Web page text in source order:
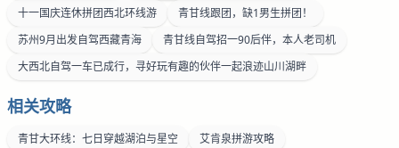
十一国庆连休拼团西北环线游
青甘线跟团，缺1男生拼团！
苏州9月出发自驾西藏青海
青甘线自驾招一90后伴，本人老司机
大西北自驾一车已成行，寻好玩有趣的伙伴一起浪迹山川湖畔
相关攻略
青甘大环线：七日穿越湖泊与星空
艾肯泉拼游攻略